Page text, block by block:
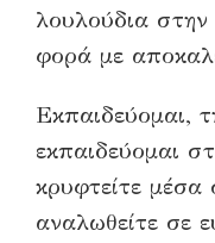
λουλούδια
φορά με
Εκπαιδεύομαι,
εκπαιδεύομαι
κρυφτείτε
αναλωθείτε σε